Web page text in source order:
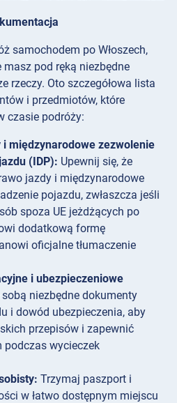
samochodem po Włoszech,
pod ręką niezbędne
rzeczy. Oto szczegółowa lista
i przedmiotów, które
czasie podróży:
i międzynarodowe zezwolenie
(IDP): Upewnij się, że
jazdy i międzynarodowe
pojazdu, zwłaszcza jeśli
spoza UE jeżdżących po
dodatkową formę
oficjalne tłumaczenie
i ubezpieczeniowe
niezbędne dokumenty
i dowód ubezpieczenia, aby
przepisów i zapewnić
podczas wycieczek
Trzymaj paszport i
w łatwo dostępnym miejscu